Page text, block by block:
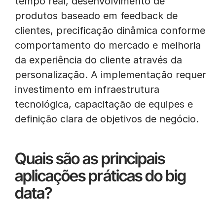
produtos baseado em feedback de
clientes, precificação dinâmica conforme
comportamento do mercado e melhoria
da experiência do cliente através da
personalização. A implementação requer
investimento em infraestrutura
tecnológica, capacitação de equipes e
definição clara de objetivos de negócio.
Quais são as principais
aplicações práticas do big
data?